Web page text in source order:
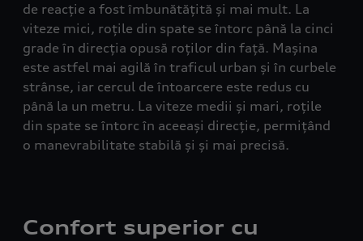
de reacție a fost îmbunătățită și mai mult. La
viteze mici, roțile din spate se întorc până la cinci
grade în direcția opusă roților din față. Mașina
este astfel mai agilă în traficul urban și în curbele
strânse, iar cercul de întoarcere este redus cu
până la un metru. La viteze medii și mari, roțile
din spate se întorc în aceeași direcție, permițând
o manevrabilitate stabilă și și mai precisă.
Confort superior cu